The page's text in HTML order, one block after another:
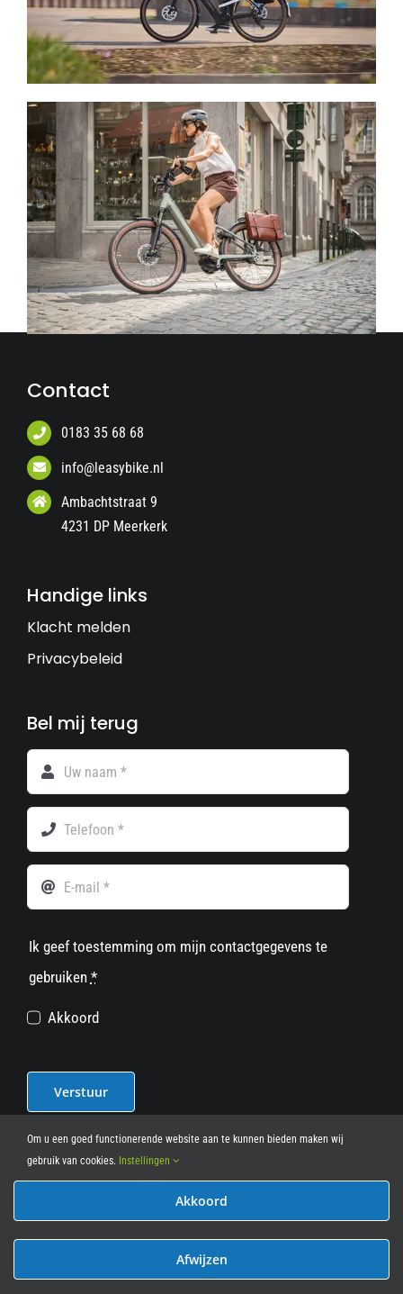
Contact
0183 35 68 68
info@leasybike.nl
Ambachtstraat 9
4231 DP Meerkerk
Handige links
Klacht melden
Privacybeleid
Bel mij terug
Ik geef toestemming om mijn contactgegevens te
gebruiken *
Akkoord
Verstuur
© 2012 - 2026• Leasy Bike • All Rights Reserved • powered
Om u een goed functionerende website aan te kunnen bieden maken wij
gebruik van cookies. Instellingen
Akkoord
Afwijzen